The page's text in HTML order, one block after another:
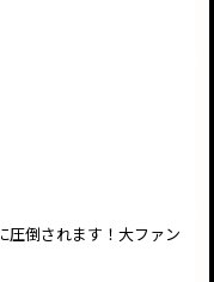
圧倒されます！大ファン